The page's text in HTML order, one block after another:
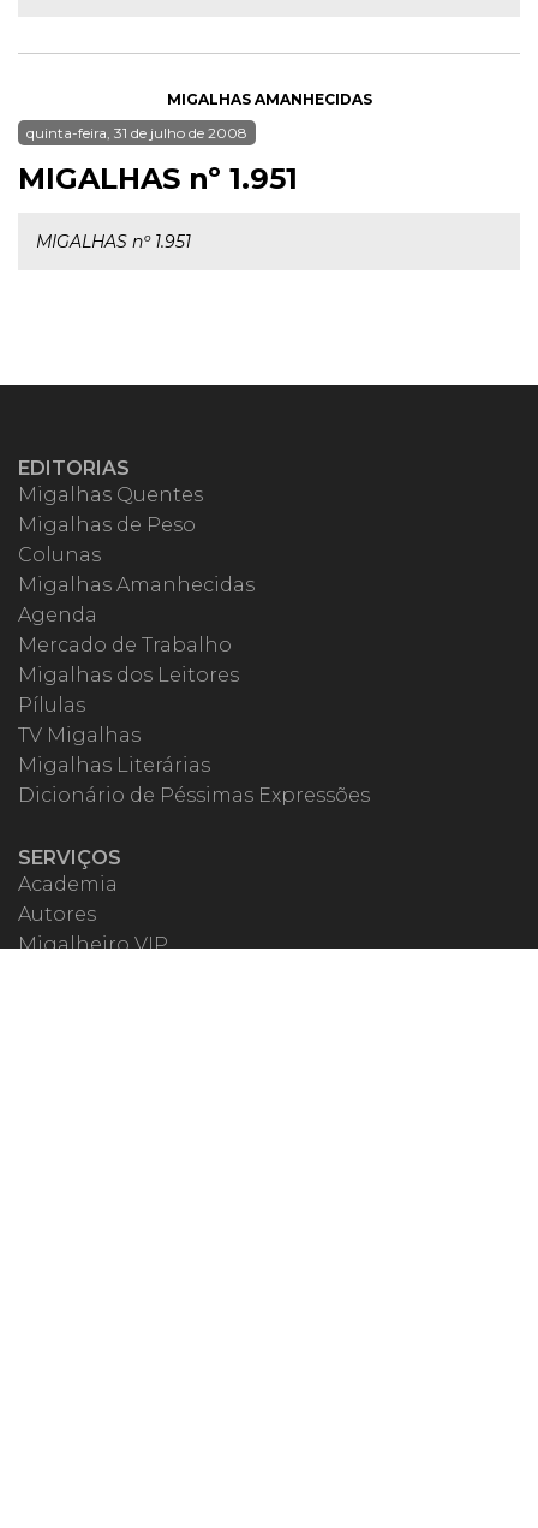
MIGALHAS AMANHECIDAS
quinta-feira, 31 de julho de 2008
MIGALHAS nº 1.951
MIGALHAS nº 1.951
EDITORIAS
Migalhas Quentes
Migalhas de Peso
Colunas
Migalhas Amanhecidas
Agenda
Mercado de Trabalho
Migalhas dos Leitores
Pílulas
TV Migalhas
Migalhas Literárias
Dicionário de Péssimas Expressões
SERVIÇOS
Academia
Autores
Migalheiro VIP